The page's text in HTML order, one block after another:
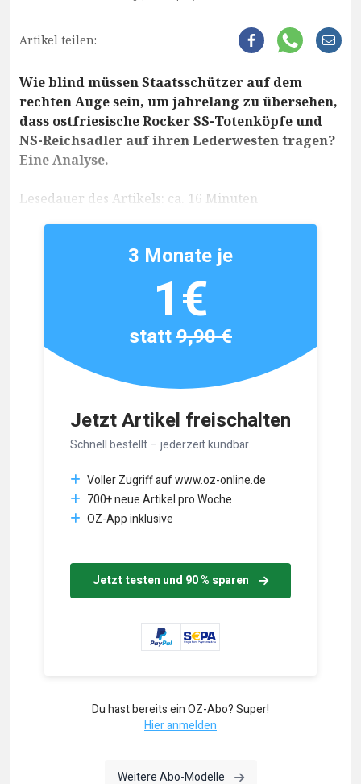
Artikel teilen:
Wie blind müssen Staatsschützer auf dem
rechten Auge sein, um jahrelang zu übersehen,
dass ostfriesische Rocker SS-Totenköpfe und
NS-Reichsadler auf ihren Lederwesten tragen?
Eine Analyse.
Lesedauer des Artikels: ca. 16 Minuten
Jetzt Artikel freischalten
Schnell bestellt – jederzeit kündbar.
Voller Zugriff auf www.oz-online.de
700+ neue Artikel pro Woche
OZ-App inklusive
Jetzt testen und 90 % sparen
3 Monate je
1€
statt9,90 €
Du hast bereits ein OZ-Abo? Super!
Hier anmelden
Weitere Abo-Modelle